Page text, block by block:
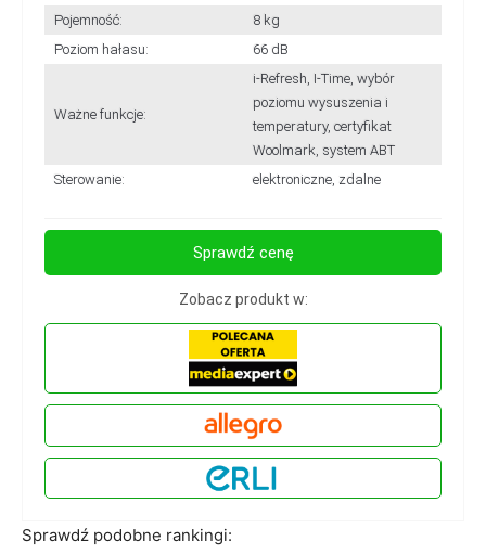
Pojemność:
8 kg
Poziom hałasu:
66 dB
Ważne funkcje:
i-Refresh, I-Time, wybór
poziomu wysuszenia i
temperatury, certyfikat
Woolmark, system ABT
Sterowanie:
elektroniczne, zdalne
Sprawdź cenę
Zobacz produkt w:
Sprawdź podobne rankingi: